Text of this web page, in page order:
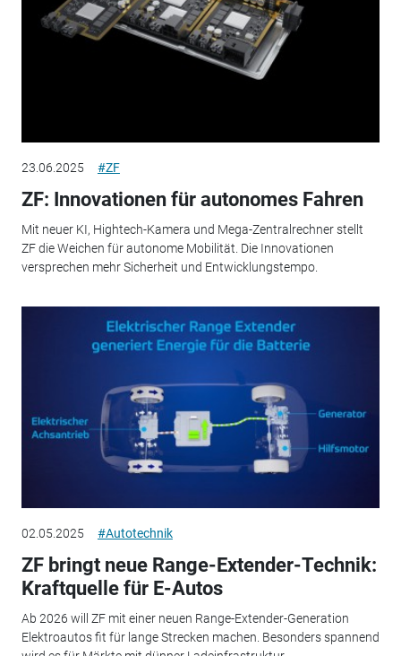
23.06.2025 #ZF
ZF: Innovationen für autonomes Fahren
Mit neuer KI, Hightech-Kamera und Mega-Zentralrechner stellt
ZF die Weichen für autonome Mobilität. Die Innovationen
versprechen mehr Sicherheit und Entwicklungstempo.
02.05.2025 #Autotechnik
ZF bringt neue Range-Extender-Technik:
Kraftquelle für E-Autos
Ab 2026 will ZF mit einer neuen Range-Extender-Generation
Elektroautos fit für lange Strecken machen. Besonders spannend